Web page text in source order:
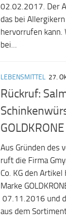
02.02.2017. Der
das bei
hervorrufen
bei...
LEBENSMITTEL 27.
Rückruf:
Aus Gründen des
ruft die Firma
Co. KG den
Marke
07.11.2016 und
aus dem